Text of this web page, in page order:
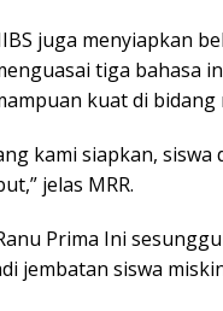
juga menyiapkan
tiga bahasa
kuat di bidang
kami siapkan,
jelas MRR.
Prima Ini
jembatan siswa